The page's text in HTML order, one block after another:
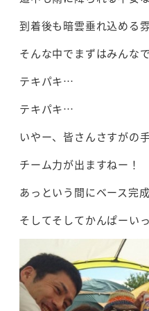
到着後も暗雲垂れ込める雰
そんな中でまずはみんな
テキパキ…
テキパキ…
いやー、皆さんさすがの
チーム力が出ますねー！
あっという間にベース完成
そしてそしてかんぱーい